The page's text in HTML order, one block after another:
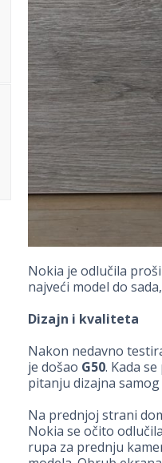
Nokia je odlučila
najveći model do
Dizajn i kvaliteta
Nakon nedavno
je došao G50. Kada
pitanju dizajna
Na prednjoj strani
Nokia se očito
rupa za prednju